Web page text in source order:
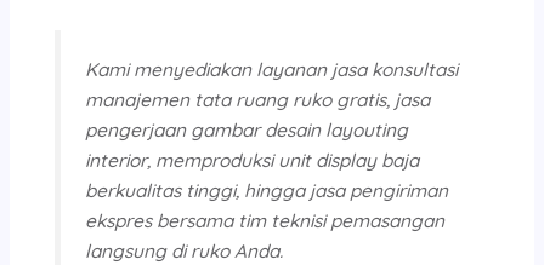
Kami menyediakan layanan jasa konsultasi
manajemen tata ruang ruko gratis, jasa
pengerjaan gambar desain layouting
interior, memproduksi unit display baja
berkualitas tinggi, hingga jasa pengiriman
ekspres bersama tim teknisi pemasangan
langsung di ruko Anda.